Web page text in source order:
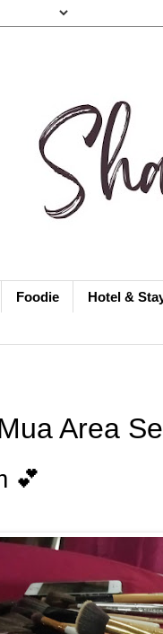
Foodie Hotel &
Area
💕